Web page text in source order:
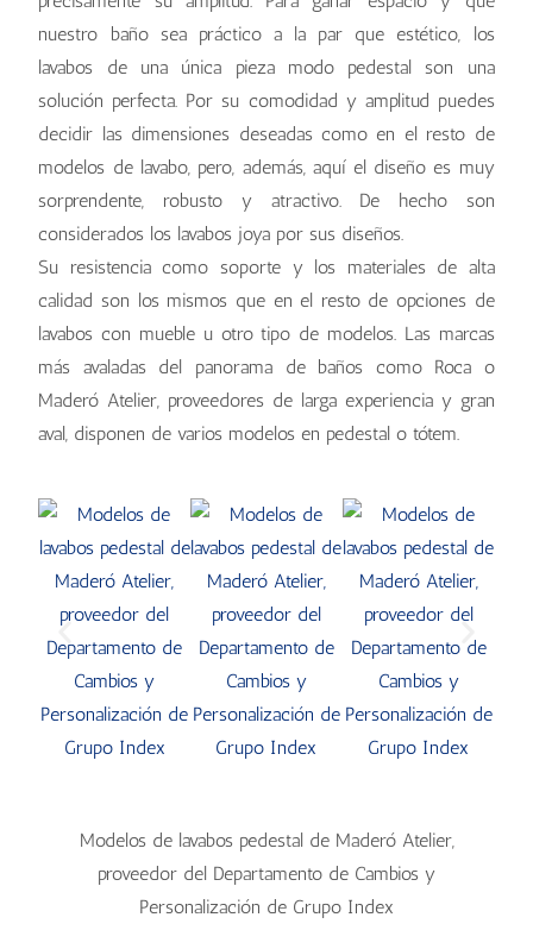
nuestro baño sea práctico a la par que estético, los
lavabos de una única pieza modo pedestal son una
solución perfecta. Por su comodidad y amplitud puedes
decidir las dimensiones deseadas como en el resto de
modelos de lavabo, pero, además, aquí el diseño es muy
sorprendente, robusto y atractivo. De hecho son
considerados los lavabos joya por sus diseños.
Su resistencia como soporte y los materiales de alta
calidad son los mismos que en el resto de opciones de
lavabos con mueble u otro tipo de modelos. Las marcas
más avaladas del panorama de baños como Roca o
Maderó Atelier, proveedores de larga experiencia y gran
aval, disponen de varios modelos en pedestal o tótem.
Modelos de lavabos pedestal de Maderó Atelier,
proveedor del Departamento de Cambios y
Personalización de Grupo Index